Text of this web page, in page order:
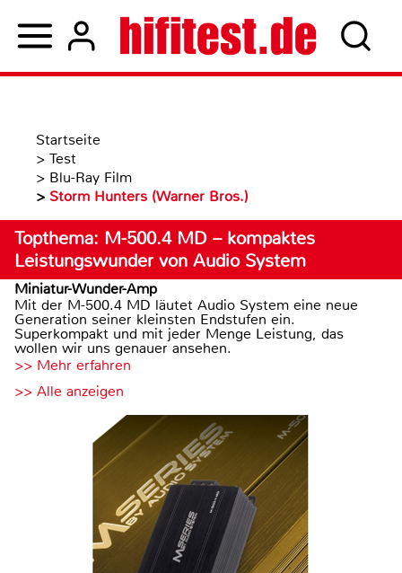
Startseite
> Test
> Blu-Ray Film
> Storm Hunters (Warner Bros.)
Topthema: M-500.4 MD – kompaktes
Leistungswunder von Audio System
Miniatur-Wunder-Amp
Mit der M-500.4 MD läutet Audio System eine neue
Generation seiner kleinsten Endstufen ein.
Superkompakt und mit jeder Menge Leistung, das
wollen wir uns genauer ansehen.
>> Mehr erfahren
>> Alle anzeigen